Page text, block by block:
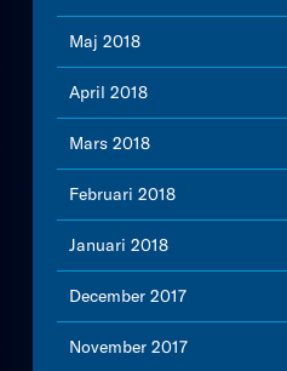
Maj 2018
April 2018
Mars 2018
Februari 2018
Januari 2018
December 2017
November 2017